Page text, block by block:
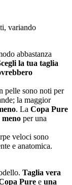
variando
abbastanza
la tua taglia
pelle sono noti per
la maggior
. La Copa Pure
meno per una
veloci sono
e anatomica.
Taglia vera
Pure e una